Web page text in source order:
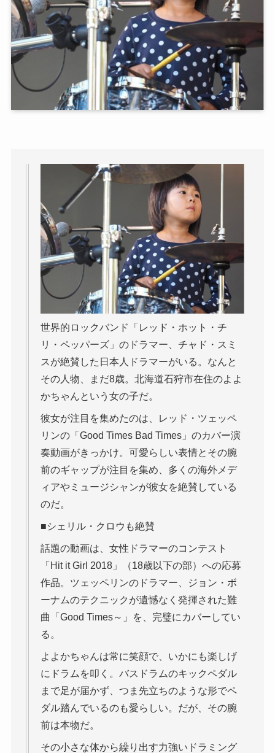
世界的ロックバンド「レッド・ホット・チ
リ・ペッパーズ」のドラマー、チャド・スミ
スが絶賛した日本人ドラマーがいる。なんと
その人物、まだ8歳。北海道石狩市在住のよよ
かちゃんという女の子だ。
彼女が注目を集めたのは、レッド・ツェッペ
リンの「Good Times Bad Times」のカバー演
奏動画がきっかけ。可愛らしい表情とその腕
前のギャップが注目を集め、多くの海外メデ
ィアやミュージシャンが彼女を絶賛している
のだ。
■シェリル・クロウも絶賛
話題の動画は、女性ドラマーのコンテスト
「Hit it Girl 2018」（18歳以下の部）への応募
作品。ツェッペリンのドラマー、ジョン・ボ
ーナムのテクニックが遺憾なく発揮された難
曲「Good Times～」を、完璧にカバーしてい
る。
よよかちゃんは常に笑顔で、いかにも楽しげ
にドラムを叩く。バスドラムのキックペダル
まで足が届かず、つま先立ちのような形でペ
ダル踏んでいるのも愛らしい。だが、その腕
前は本物だ。
その小さな体から繰り出す力強いドラミング